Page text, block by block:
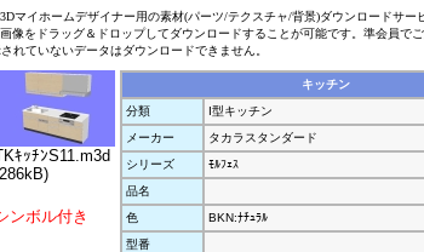
マイホームデザイナー用の素材(パーツ/テクスチャ/背景)ダウンロードサー
像をドラッグ＆ドロップしてダウンロードすることが可能です。準会員で
れていないデータはダウンロードできません。
ｷｯﾁﾝS11.m3d
ンボル付き
キッチン
分類
I型キッチン
メーカー
タカラスタンダード
シリーズ
ﾓﾙﾌｪｽ
品名
色
BKN:ﾅﾁｭﾗﾙ
型番